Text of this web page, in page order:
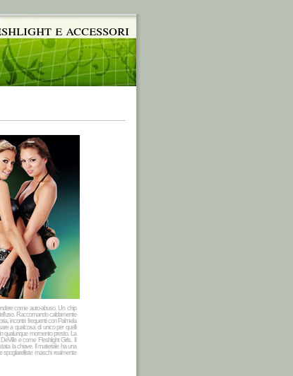
e accessori
come auto-abuso. Un chip
Raccomando caldamente
incontri frequenti con Palmela
a qualcosa di unico per quelli
qualunque momento presto. La
e come Fleshlight Girls. Il
la chiave. Il materiale ha una
spogliarelliste maschi realmente